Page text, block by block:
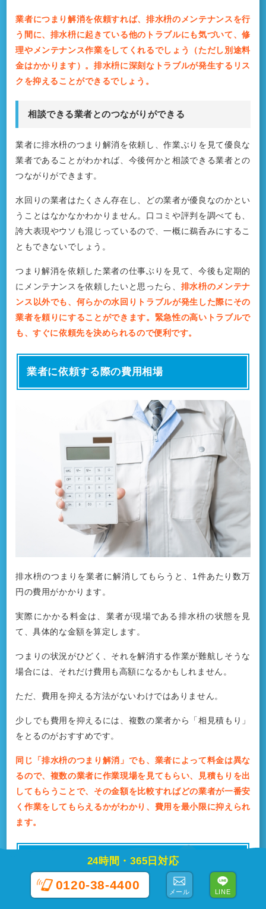
24時間・365日対応
0120-38-4400
メール LINE
業者につまり解消を依頼すれば、排水枡のメンテナンスを行
う間に、排水枡に起きている他のトラブルにも気づいて、修
理やメンテナンス作業をしてくれるでしょう（ただし別途料
金はかかります）。排水枡に深刻なトラブルが発生するリス
クを抑えることができるでしょう。
相談できる業者とのつながりができる
業者に排水枡のつまり解消を依頼し、作業ぶりを見て優良な
業者であることがわかれば、今後何かと相談できる業者との
つながりができます。
水回りの業者はたくさん存在し、どの業者が優良なのかとい
うことはなかなかわかりません。口コミや評判を調べても、
誇大表現やウソも混じっているので、一概に鵜呑みにするこ
ともできないでしょう。
つまり解消を依頼した業者の仕事ぶりを見て、今後も定期的
にメンテナンスを依頼したいと思ったら、 排水枡のメンテナ
ンス以外でも、何らかの水回りトラブルが発生した際にその
業者を頼りにすることができます。緊急性の高いトラブルで
も、すぐに依頼先を決められるので便利です。
業者に依頼する際の費用相場
排水枡のつまりを業者に解消してもらうと、1件あたり数万
円の費用がかかります。
実際にかかる料金は、業者が現場である排水枡の状態を見
て、具体的な金額を算定します。
つまりの状況がひどく、それを解消する作業が難航しそうな
場合には、それだけ費用も高額になるかもしれません。
ただ、費用を抑える方法がないわけではありません。
少しでも費用を抑えるには、複数の業者から「相見積もり」
をとるのがおすすめです。
同じ「排水枡のつまり解消」でも、業者によって料金は異な
るので、複数の業者に作業現場を見てもらい、見積もりを出
してもらうことで、その金額を比較すればどの業者が一番安
く作業をしてもらえるかがわかり、費用を最小限に抑えられ
ます。
どの業者に依頼するべきか？
排水枡のつまり解消を業者に依頼するなら、やはり「優良業